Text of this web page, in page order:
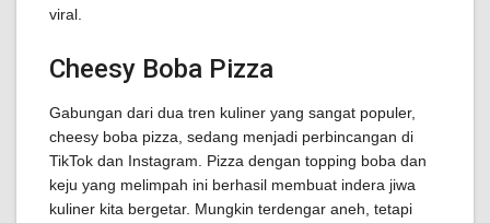
viral.
Cheesy Boba Pizza
Gabungan dari dua tren kuliner yang sangat populer,
cheesy boba pizza, sedang menjadi perbincangan di
TikTok dan Instagram. Pizza dengan topping boba dan
keju yang melimpah ini berhasil membuat indera jiwa
kuliner kita bergetar. Mungkin terdengar aneh, tetapi